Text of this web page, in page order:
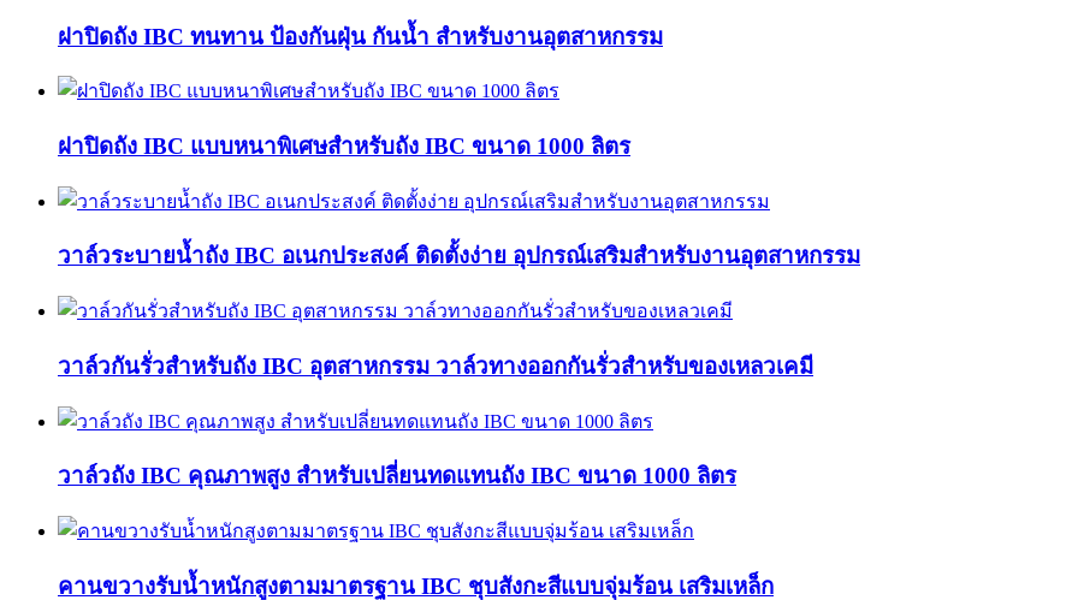
ฝาปิดถัง IBC ทนทาน ป้องกันฝุ่น กันน้ำ สำหรับงานอุตสาหกรรม
ฝาปิดถัง IBC แบบหนาพิเศษสำหรับถัง IBC ขนาด 1000 ลิตร
วาล์วระบายน้ำถัง IBC อเนกประสงค์ ติดตั้งง่าย อุปกรณ์เสริมสำหรับงานอุตสาหกรรม
วาล์วกันรั่วสำหรับถัง IBC อุตสาหกรรม วาล์วทางออกกันรั่วสำหรับของเหลวเคมี
วาล์วถัง IBC คุณภาพสูง สำหรับเปลี่ยนทดแทนถัง IBC ขนาด 1000 ลิตร
คานขวางรับน้ำหนักสูงตามมาตรฐาน IBC ชุบสังกะสีแบบจุ่มร้อน เสริมเหล็ก